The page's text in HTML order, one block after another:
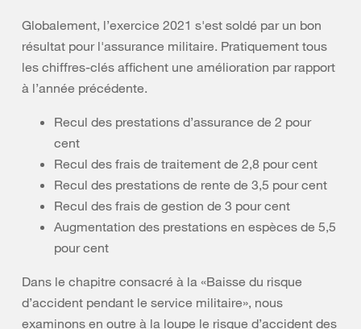
Globalement, l’exercice 2021 s'est soldé par un bon
résultat pour l'assurance militaire. Pratiquement tous
les chiffres-clés affichent une amélioration par rapport
à l’année précédente.
Recul des prestations d’assurance de 2 pour
cent
Recul des frais de traitement de 2,8 pour cent
Recul des prestations de rente de 3,5 pour cent
Recul des frais de gestion de 3 pour cent
Augmentation des prestations en espèces de 5,5
pour cent
Dans le chapitre consacré à la «Baisse du risque
d’accident pendant le service militaire», nous
examinons en outre à la loupe le risque d’accident des